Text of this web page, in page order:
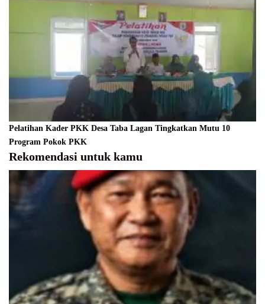
Pelatihan Kader PKK Desa Taba Lagan Tingkatkan Mutu 10
Program Pokok PKK
Rekomendasi untuk kamu